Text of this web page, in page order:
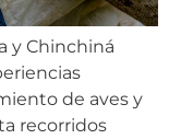
y Chinchiná
de aves y
recorridos